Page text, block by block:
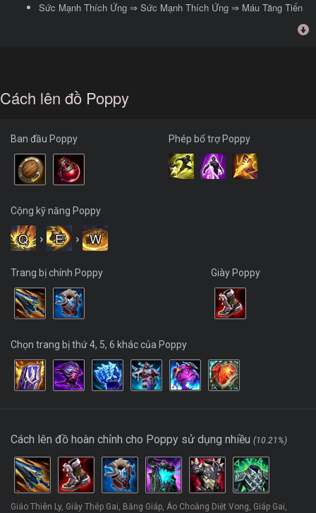
Sức Mạnh Thích Ứng ⇒ Sức Mạnh Thích Ứng ⇒ Máu Tăng Tiến
Cách lên đồ Poppy
Ban đầu Poppy Phép bổ trợ Poppy
Cộng kỹ năng Poppy
Q › E › W
Trang bị chính Poppy Giày Poppy
Chọn trang bị thứ 4, 5, 6 khác của Poppy
Cách lên đồ hoàn chỉnh cho Poppy sử dụng nhiều (10.21%)
Giáo Thiên Ly, Giày Thép Gai, Băng Giáp, Áo Choàng Diệt Vong, Giáp Gai,